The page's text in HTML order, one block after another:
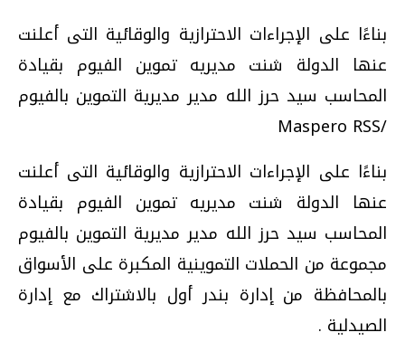
بناءًا على الإجراءات الاحترازية والوقائية التى أعلنت
عنها الدولة شنت مديريه تموين الفيوم بقيادة
المحاسب سيد حرز الله مدير مديرية التموين بالفيوم
/Maspero RSS
بناءًا على الإجراءات الاحترازية والوقائية التى أعلنت
عنها الدولة شنت مديريه تموين الفيوم بقيادة
المحاسب سيد حرز الله مدير مديرية التموين بالفيوم
مجموعة من الحملات التموينية المكبرة على الأسواق
بالمحافظة من إدارة بندر أول بالاشتراك مع إدارة
الصيدلية .